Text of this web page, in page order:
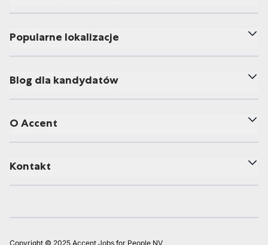
Popularne lokalizacje
Blog dla kandydatów
O Accent
Kontakt
Copyright © 2025 Accent Jobs for People NV